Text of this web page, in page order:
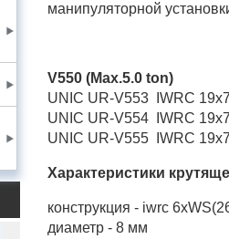
манипуляторной
V550 (Max.5.0 ton)
UNIC UR-V553 IWRC
UNIC UR-V554 IWRC
UNIC UR-V555 IWRC
Характеристики
конструкция - iwrc
диаметр - 8 мм